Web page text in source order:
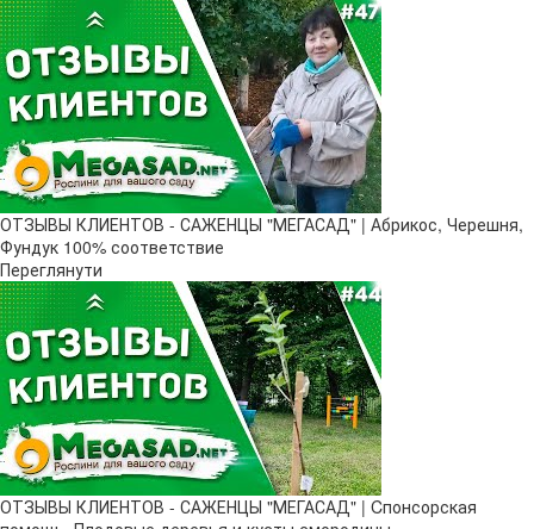
ОТЗЫВЫ КЛИЕНТОВ - САЖЕНЦЫ "МЕГАСАД" | Абрикос, Черешня,
Фундук 100% соответствие
Переглянути
ОТЗЫВЫ КЛИЕНТОВ - САЖЕНЦЫ "МЕГАСАД" | Cпонсорская